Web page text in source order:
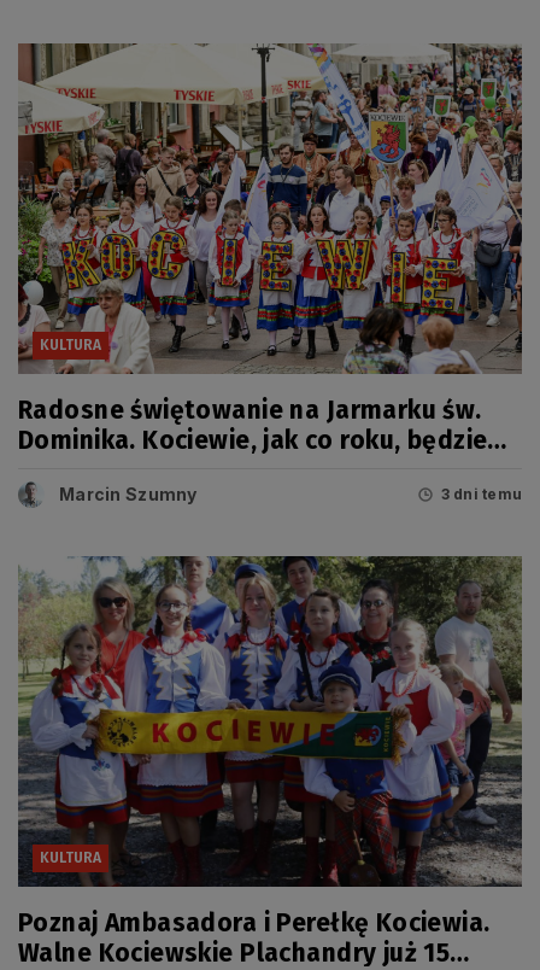
KULTURA
Radosne świętowanie na Jarmarku św.
Dominika. Kociewie, jak co roku, będzie
Marcin Szumny 3 dni temu
KULTURA
Poznaj Ambasadora i Perełkę Kociewia.
Walne Kociewskie Plachandry już 15